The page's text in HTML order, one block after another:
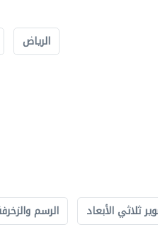
الرياض
ثلاثي الأبعاد الرسم